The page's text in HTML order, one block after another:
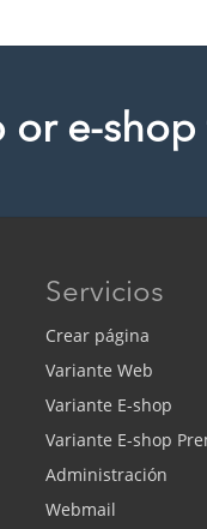
or e-
Servicios
Crear página
Variante Web
Variante E-shop
Variante E-shop
Administración
Webmail